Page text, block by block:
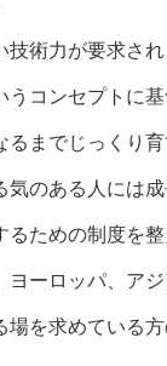
術力が要求され
コンセプトに
までじっくり育
のある人には成
ための制度を整
ーロッパ、ア
を求めている